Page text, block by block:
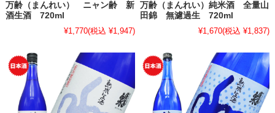
万齢（まんれい） ニャン齢 新
酒生酒 720ml
¥1,770(税込 ¥1,947)
万齢（まんれい）純米酒 全量山
田錦 無濾過生 720ml
¥1,670(税込 ¥1,837)